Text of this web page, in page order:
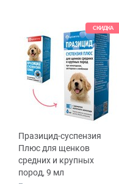
СКИДКА
Празицид-суспензия
Плюс для щенков
средних и крупных
пород, 9 мл